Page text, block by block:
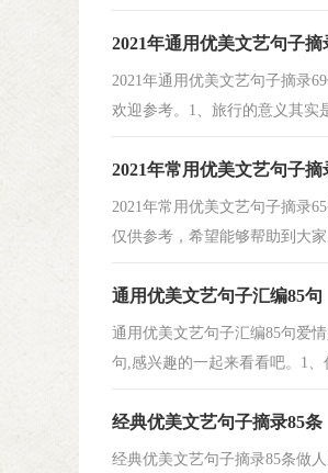
2021年通用优美文艺句子摘
2021年通用优美文艺句子摘录
欢迎参考。1、旅行的意义其实
2021年常用优美文艺句子摘
2021年常用优美文艺句子摘录
仅供参考，希望能够帮助到大
通用优美文艺句子汇编85句
通用优美文艺句子汇编85句爱
句,感兴趣的一起来看看吧。1
经典优美文艺句子摘录85条
经典优美文艺句子摘录85条做